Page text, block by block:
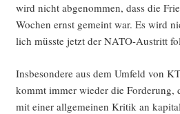
wird nicht abge­nom­men, dass die
Wochen ernst gemeint war. Es wird
lich müss­te jetzt der NATO-Aus­tritt
Ins­be­son­de­re aus dem Umfeld von
kommt immer wie­der die
mit einer all­ge­mei­nen Kri­tik an